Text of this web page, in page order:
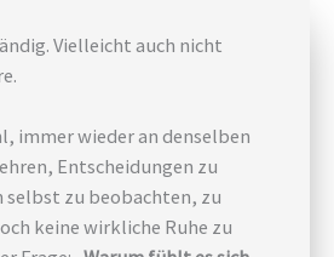
Vielleicht auch nicht
immer wieder an denselben
Entscheidungen zu
selbst zu beobachten, zu
keine wirkliche Ruhe zu